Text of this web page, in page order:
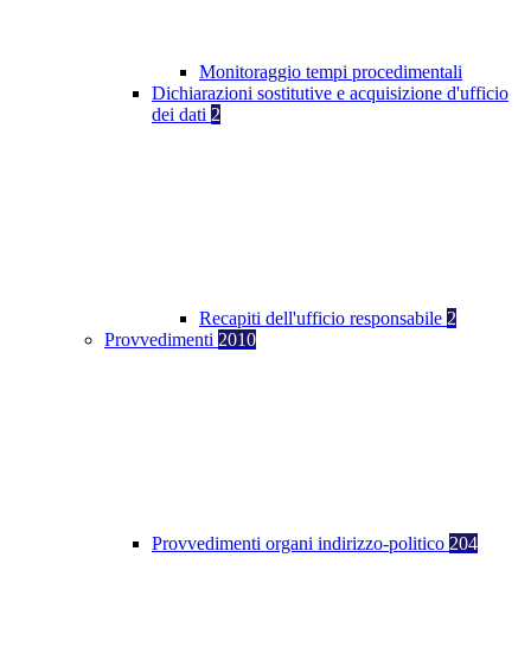
Monitoraggio tempi procedimentali
Dichiarazioni sostitutive e acquisizione d'ufficio
dei dati 2
Recapiti dell'ufficio responsabile 2
Provvedimenti 2010
Provvedimenti organi indirizzo-politico 204